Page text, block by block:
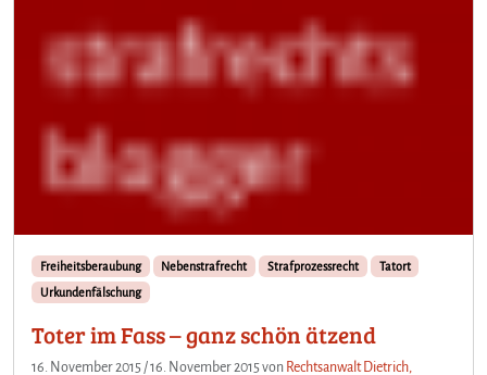
Freiheitsberaubung Nebenstrafrecht Strafprozessrecht
Tatort
Urkundenfälschung
Toter im Fass – ganz schön ätzend
16. November 2015 /16. November 2015von Rechtsanwalt Dietrich,